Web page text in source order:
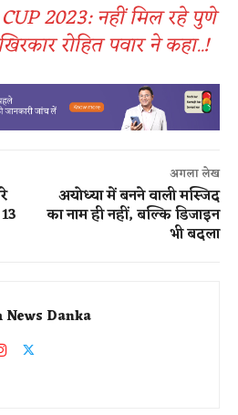
2023: नहीं मिल रहे पुणे
रोहित पवार ने कहा..!
अगला लेख
अयोध्या में बनने वाली मस्जिद
का नाम ही नहीं, बल्कि डिजाइन
भी बदला
News Danka